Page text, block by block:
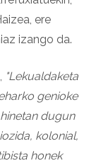
ere
izango da.
"Lekualdaketa
genioke
dugun
kolonial,
honek